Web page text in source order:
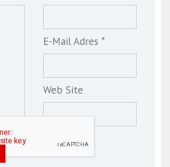
E-Mail Adres *
Web Site